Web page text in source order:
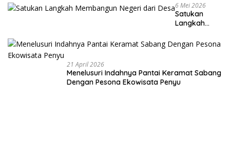
6 Mei 2026
Satukan
Langkah
Negeri dari
Desa
21 April 2026
Menelusuri Indahnya Pantai Keramat Sabang
Dengan Pesona Ekowisata Penyu